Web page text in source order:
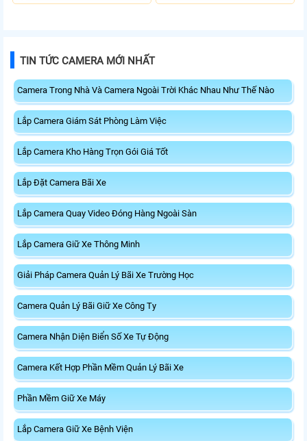
Động.
TIN TỨC CAMERA MỚI NHẤT
Camera Trong Nhà Và Camera Ngoài Trời Khác Nhau Như Thế Nào
Lắp Camera Giám Sát Phòng Làm Việc
Lắp Camera Kho Hàng Trọn Gói Giá Tốt
Lắp Đặt Camera Bãi Xe
Lắp Camera Quay Video Đóng Hàng Ngoài Sàn
Lắp Camera Giữ Xe Thông Minh
Giải Pháp Camera Quản Lý Bãi Xe Trường Học
Camera Quản Lý Bãi Giữ Xe Công Ty
Camera Nhận Diện Biển Số Xe Tự Động
Camera Kết Hợp Phần Mềm Quản Lý Bãi Xe
Phần Mềm Giữ Xe Máy
Lắp Camera Giữ Xe Bệnh Viện